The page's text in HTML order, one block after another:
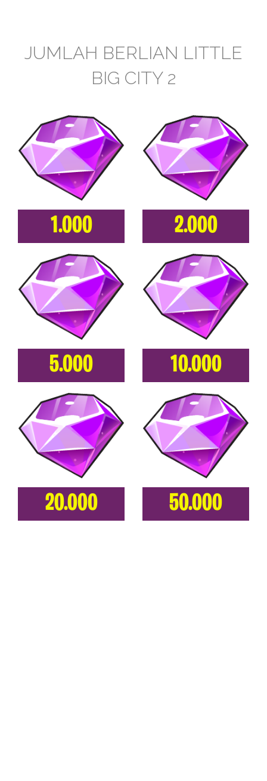
JUMLAH BERLIAN LITTLE
BIG CITY 2
1.000 2.000
5.000 10.000
20.000 50.000